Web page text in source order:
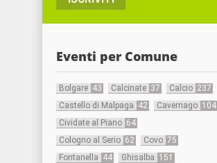
Eventi per Comune
Bolgare 43 Calcinate 37 Calcio 237
Castello di Malpaga 42 Cavernago 104
Cividate al Piano 64
Cologno al Serio 62 Covo 75
Fontanella 44 Ghisalba 151